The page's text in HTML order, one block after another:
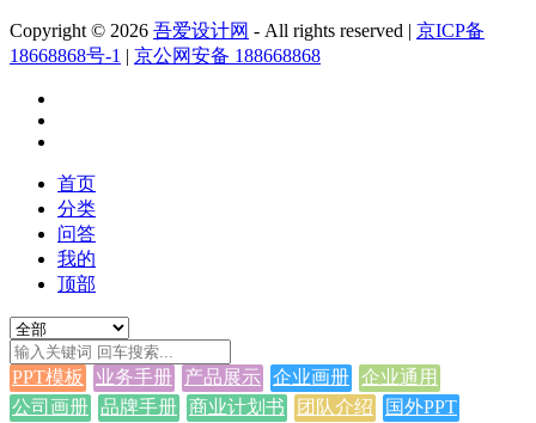
Copyright © 2026 吾爱设计网 - All rights reserved | 京ICP备
18668868号-1 | 京公网安备 188668868
首页
分类
问答
我的
顶部
PPT模板 业务手册 产品展示 企业画册 企业通用
公司画册 品牌手册 商业计划书 团队介绍 国外PPT